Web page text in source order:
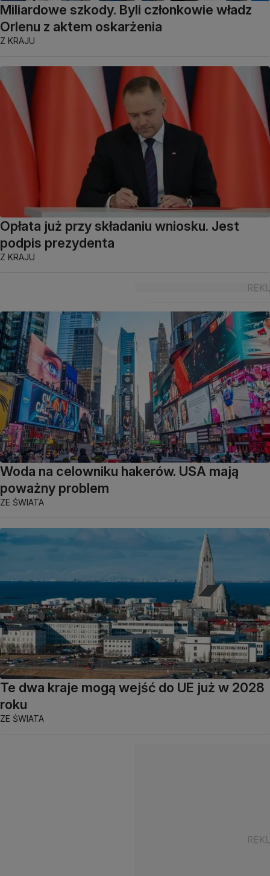
Miliardowe szkody. Byli członkowie władz
Orlenu z aktem oskarżenia
Z KRAJU
Opłata już przy składaniu wniosku. Jest
podpis prezydenta
Z KRAJU
Woda na celowniku hakerów. USA mają
poważny problem
ZE ŚWIATA
Te dwa kraje mogą wejść do UE już w 2028
roku
ZE ŚWIATA